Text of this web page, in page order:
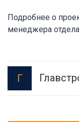
Подробнее о
менеджера
Г